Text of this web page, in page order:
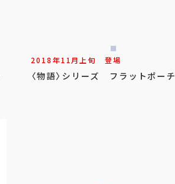
2018年11月上旬 登場
〈物語〉シリーズ フラットポーチ